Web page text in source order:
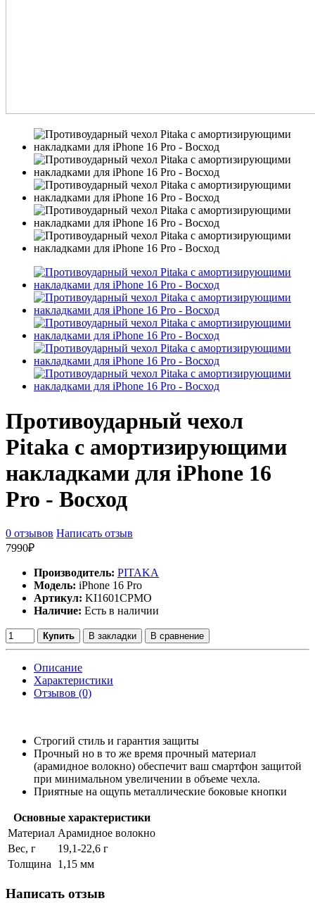
Противоударный чехол
Pitaka с амортизирующими
накладками для iPhone 16
Pro - Восход
0 отзывов Написать отзыв
7990₽
Производитель: PITAKA
Модель: iPhone 16 Pro
Артикул: KI1601CPMO
Наличие: Есть в наличии
Купить В закладки В сравнение
Описание
Характеристики
Отзывов (0)
Строгий стиль и гарантия защиты
Прочный но в то же время прочный материал
(арамидное волокно) обеспечит ваш смартфон защитой
при минимальном увеличении в объеме чехла.
Приятные на ощупь металлические боковые кнопки
Основные характеристики
Материал Арамидное волокно
Вес, г
19,1-22,6 г
Толщина
1,15 мм
Написать отзыв